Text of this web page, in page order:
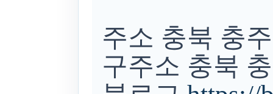
주소 충북 충
구주소 충북